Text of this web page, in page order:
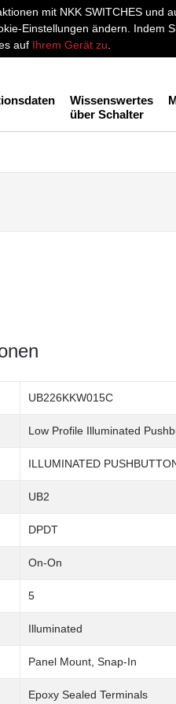
mit NKK SWITCHES und
Einstellungen ändern. Indem
auf Ihrem Gerät zu
Wissenswertes
über Schalter
UB226KKW015C
Low Profile Illuminated
ILLUMINATED
UB2
DPDT
On-On
5
Illuminated
Panel Mount, Snap-In
Epoxy Sealed Terminals